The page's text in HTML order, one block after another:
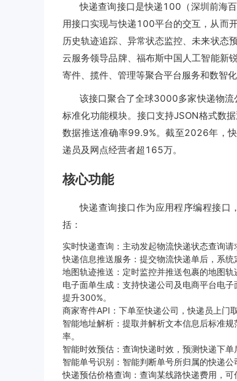
快递查询接口是快递100（深圳前海
用接口实现与快递100平台的交互，从而
历史轨迹追踪、异常状态监控、未来状态
云服务领导品牌、福布斯中国人工智能新
寄件、揽件、管理等聚合平台服务和数智
该接口聚合了全球3000多家快递物
标准化功能模块。接口支持JSON格式数
数据推送准确率99.9%。截至2026年，
递员及网点经营者超165万。
核心功能
快递查询接口作为应用程序编程接口
括：
实时快递查询：主动发起物流快递状态查询
快递信息推送服务：提交物流快递单后，系
地图轨迹推送：定时监控并推送包裹的地图
电子面单生成：支持快递公司及电商平台电
提升300%。
商家寄件API：下单至快递公司，快递员上门
智能地址解析：提取并解析文本信息后标准
率。
智能时效预估：查询快递时效，预测快递下单
智能单号识别：智能判断单号所归属的快递
快递预估价格查询：查询某线路快递费用，